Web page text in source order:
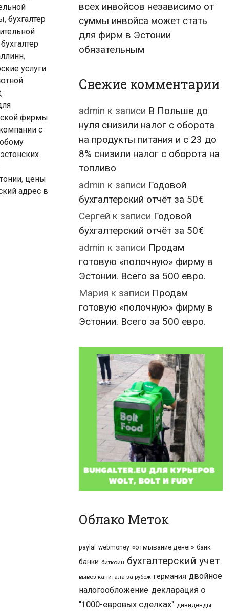
, бухгалтер
бухгалтер
,
услуги
,
фирмы
с
, цены
адрес в
всех инвойсов независимо от
суммы инвойса может стать
для фирм в Эстонии
обязательным
Свежие комментарии
admin к записи В Польше до
нуля снизили налог с оборота
на продукты питания и с 23 до
8% снизили налог с оборота на
топливо
admin к записи Годовой
бухгалтерский отчёт за 50€
Сергей к записи Годовой
бухгалтерский отчёт за 50€
admin к записи Продам
готовую «полочную» фирму в
Эстонии. Всего за 500 евро.
Мария к записи Продам
готовую «полочную» фирму в
Эстонии. Всего за 500 евро.
Облако Меток
paylal webmoney «отмывание денег» банк
банки биткоин бухгалтерский учет
вывоз капитала за рубеж германия двойное
налогообложение декларация о
"1000-евровых сделках" дивиденды